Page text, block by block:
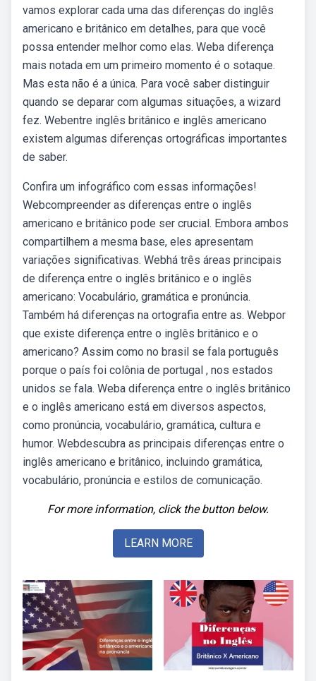
vamos explorar cada uma das diferenças do inglês
americano e britânico em detalhes, para que você
possa entender melhor como elas. Weba diferença
mais notada em um primeiro momento é o sotaque.
Mas esta não é a única. Para você saber distinguir
quando se deparar com algumas situações, a wizard
fez. Webentre inglês britânico e inglês americano
existem algumas diferenças ortográficas importantes
de saber.
Confira um infográfico com essas informações!
Webcompreender as diferenças entre o inglês
americano e britânico pode ser crucial. Embora ambos
compartilhem a mesma base, eles apresentam
variações significativas. Webhá três áreas principais
de diferença entre o inglês britânico e o inglês
americano: Vocabulário, gramática e pronúncia.
Também há diferenças na ortografia entre as. Webpor
que existe diferença entre o inglês britânico e o
americano? Assim como no brasil se fala português
porque o país foi colônia de portugal , nos estados
unidos se fala. Weba diferença entre o inglês britânico
e o inglês americano está em diversos aspectos,
como pronúncia, vocabulário, gramática, cultura e
humor. Webdescubra as principais diferenças entre o
inglês americano e britânico, incluindo gramática,
vocabulário, pronúncia e estilos de comunicação.
For more information, click the button below.
LEARN MORE